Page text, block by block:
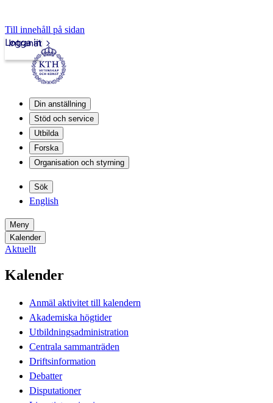
Till innehåll på sidan
Intranät
Logga in
Din anställning
Stöd och service
Utbilda
Forska
Organisation och styrning
Sök
English
Meny
Kalender
Aktuellt
Kalender
Anmäl aktivitet till kalendern
Akademiska högtider
Utbildningsadministration
Centrala sammanträden
Driftsinformation
Debatter
Disputationer